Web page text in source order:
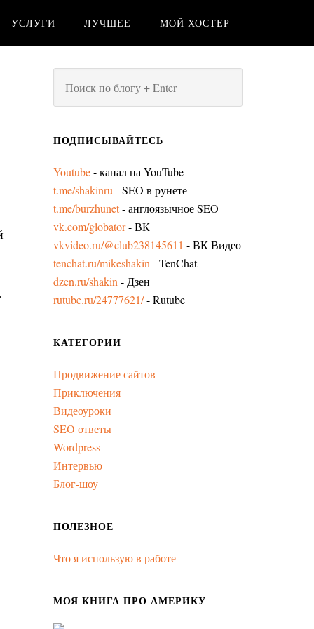
УСЛУГИ ЛУЧШЕЕ МОЙ ХОСТЕР
ПОДПИСЫВАЙТЕСЬ
Youtube- канал на YouTube
t.me/shakinru - SEO в рунете
t.me/burzhunet- англоязычное SEO
vk.com/globator- ВК
vkvideo.ru/@club238145611 - ВК Видео
tenchat.ru/mikeshakin - TenChat
dzen.ru/shakin - Дзен
rutube.ru/24777621/- Rutube
КАТЕГОРИИ
Продвижение сайтов
Приключения
Видеоуроки
SEO ответы
Wordpress
Интервью
Блог-шоу
ПОЛЕЗНОЕ
Что я использую в работе
МОЯ КНИГА ПРО АМЕРИКУ